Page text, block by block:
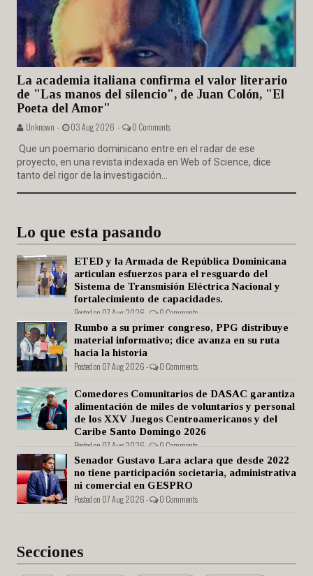
La academia italiana confirma el valor literario
de "Las manos del silencio", de Juan Colón, "El
Poeta del Amor"
Unknown - 03 Aug 2026 - 0 Comments
Que un poemario dominicano entre en el radar de ese
proyecto, en una revista indexada en Web of Science, dice
tanto del rigor de la investigación...
Lo que esta pasando
ETED y la Armada de República Dominicana
articulan esfuerzos para el resguardo del
Sistema de Transmisión Eléctrica Nacional y
fortalecimiento de capacidades.
Posted on 07 Aug 2026 - 0 Comments
Rumbo a su primer congreso, PPG distribuye
material informativo; dice avanza en su ruta
hacia la historia
Posted on 07 Aug 2026 - 0 Comments
Comedores Comunitarios de DASAC garantiza
alimentación de miles de voluntarios y personal
de los XXV Juegos Centroamericanos y del
Caribe Santo Domingo 2026
Posted on 07 Aug 2026 - 0 Comments
Senador Gustavo Lara aclara que desde 2022
no tiene participación societaria, administrativa
ni comercial en GESPRO
Posted on 07 Aug 2026 - 0 Comments
Secciones